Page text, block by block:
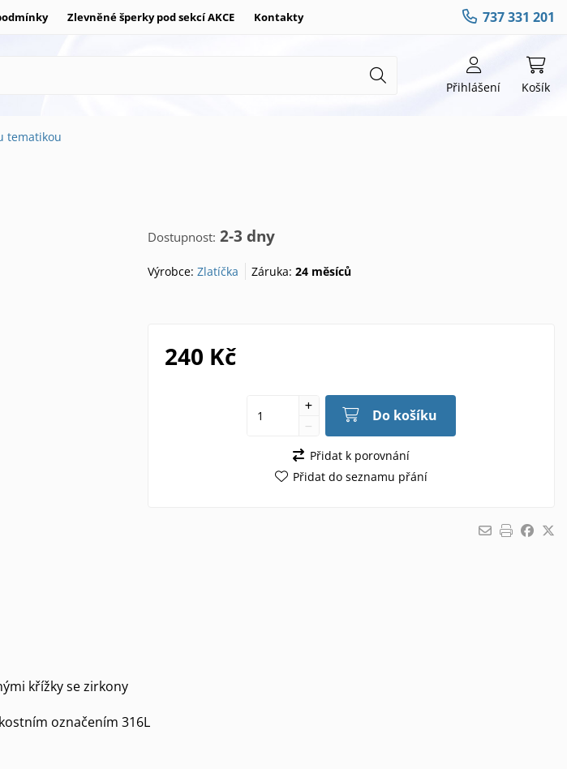
Zlevněné šperky pod sekcí AKCE Kontakty 737 331 201
Přihlášení Košík
tematikou
Dostupnost: 2-3 dny
Výrobce: Zlatíčka Záruka:24 měsíců
240 Kč
Do košíku
Přidat k porovnání
Přidat do seznamu přání
křížky se zirkony
označením 316L